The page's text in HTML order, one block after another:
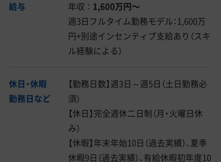
給与 年収 ： 1,600万円〜
週3日フルタイム勤務モデル：1,600万
円+別途インセンティブ支給あり（スキ
ル経験による）
休日・休暇
勤務日など
【勤務日数】週3日～週5日（土日勤務必
須）
【休日】完全週休二日制（月・火曜日休
み）
【休暇】年末年始10日（過去実績）、夏季
休暇9日（過去実績）、有給休暇初年度10